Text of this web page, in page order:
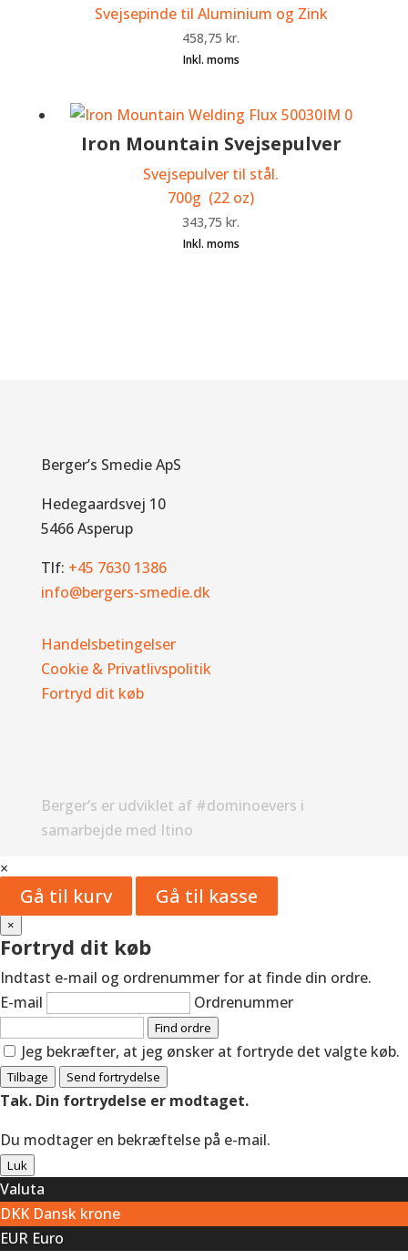
Svejsepinde til Aluminium og Zink
458,75kr.
Iron Mountain Svejsepulver
Svejsepulver til stål.
700g (22 oz)
343,75kr.
Berger’s Smedie ApS
Hedegaardsvej 10
5466 Asperup
Tlf: +45 7630 1386
info@bergers-smedie.dk
Handelsbetingelser
Cookie & Privatlivspolitik
Fortryd dit køb
Berger’s er udviklet af #dominoevers i
samarbejde med Itino
×
Gå til kurv Gå til kasse
×
Fortryd dit køb
Indtast e-mail og ordrenummer for at finde din ordre.
E-mail
Ordrenummer
Find ordre
Jeg bekræfter, at jeg ønsker at fortryde det valgte køb.
Tilbage Send fortrydelse
Tak. Din fortrydelse er modtaget.
Du modtager en bekræftelse på e-mail.
Luk
Valuta
DKK Dansk krone
EUR Euro